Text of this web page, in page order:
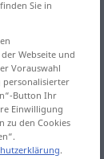
Sie in
Webseite und
Vorauswahl
personalisierter
Button Ihr
Einwilligung
zu den Cookies
.